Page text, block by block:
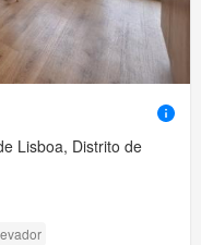
Lisboa, Distrito de